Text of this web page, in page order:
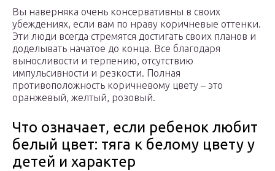
Вы наверняка очень консервативны в своих
убеждениях, если вам по нраву коричневые оттенки.
Эти люди всегда стремятся достигать своих планов и
доделывать начатое до конца. Все благодаря
выносливости и терпению, отсутствию
импульсивности и резкости. Полная
противоположность коричневому цвету – это
оранжевый, желтый, розовый.
Что означает, если ребенок любит
белый цвет: тяга к белому цвету у
детей и характер